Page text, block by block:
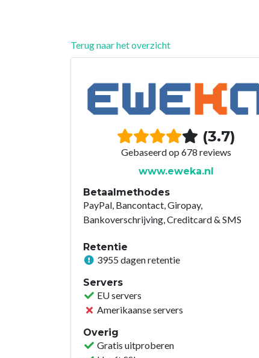
Terug naar het overzicht
(3.7)
Gebaseerd op 678 reviews
www.eweka.nl
Betaalmethodes
PayPal, Bancontact, Giropay,
Bankoverschrijving, Creditcard & SMS
Retentie
3955 dagen retentie
Servers
EU servers
Amerikaanse servers
Overig
Gratis uitproberen